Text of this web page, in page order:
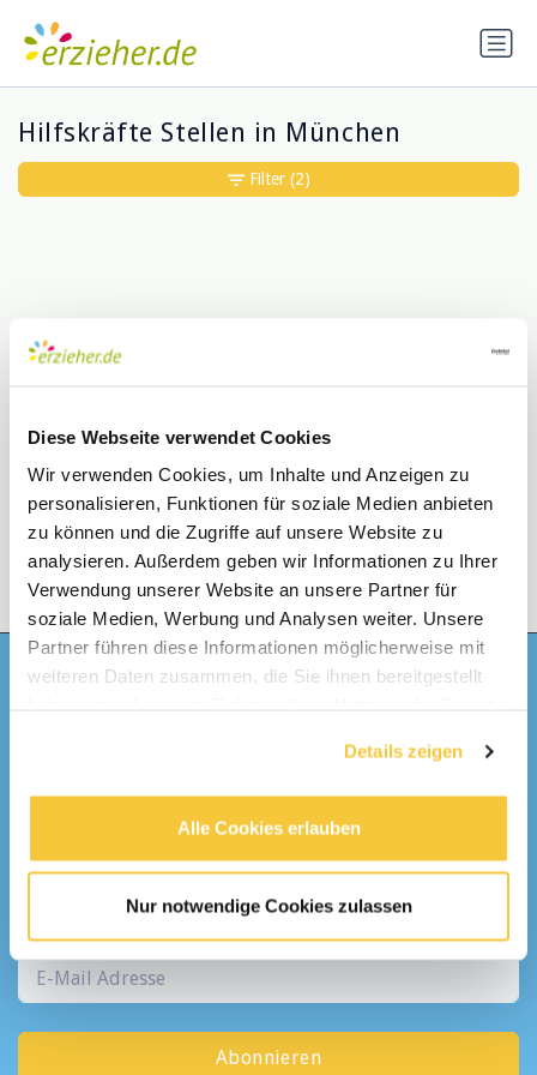
Diese Webseite verwendet Cookies
Wir verwenden Cookies, um Inhalte und Anzeigen zu
personalisieren, Funktionen für soziale Medien anbieten
zu können und die Zugriffe auf unsere Website zu
analysieren. Außerdem geben wir Informationen zu Ihrer
Verwendung unserer Website an unsere Partner für
soziale Medien, Werbung und Analysen weiter. Unsere
Partner führen diese Informationen möglicherweise mit
weiteren Daten zusammen, die Sie ihnen bereitgestellt
Details zeigen
Alle Cookies erlauben
Nur notwendige Cookies zulassen
Hilfskräfte Stellen in München
Entschuldigung, wir konnten keine
Treffer für deine Suche finden
Filter (2)
eine E-Mail mit den neusten Stellen
Hilfskräfte
Abonnieren